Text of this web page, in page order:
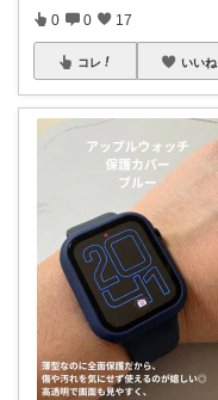
0 0 17
コレ いいね